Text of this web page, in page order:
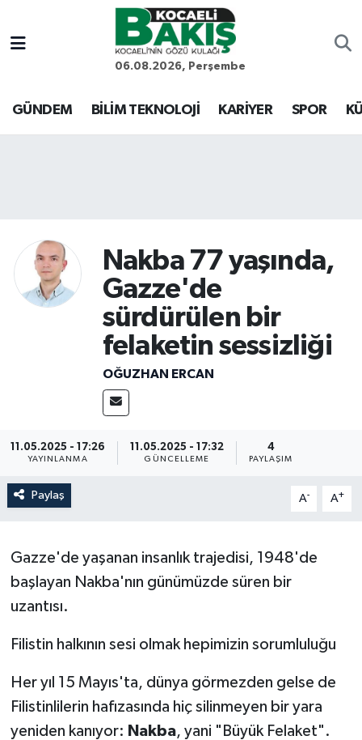
06.08.2026, Perşembe
GÜNDEM BİLİM TEKNOLOJİ KARİYER SPOR
Nakba 77 yaşında,
Gazze'de
sürdürülen bir
felaketin sessizliği
OĞUZHAN ERCAN
11.05.2025 - 17:26
YAYINLANMA
11.05.2025 - 17:32
GÜNCELLEME
4
PAYLAŞIM
Paylaş A- A+
Gazze'de yaşanan insanlık trajedisi, 1948'de
başlayan Nakba'nın günümüzde süren bir
uzantısı.
Filistin halkının sesi olmak hepimizin sorumluluğu
Her yıl 15 Mayıs'ta, dünya görmezden gelse de
Filistinlilerin hafızasında hiç silinmeyen bir yara
yeniden kanıyor: Nakba, yani "Büyük Felaket".
Kocaeli Nöbetçi Eczaneler
Kocaeli Hava Durumu
Son Dakika Haberleri
Haber Arşivi